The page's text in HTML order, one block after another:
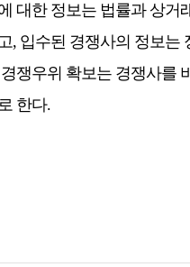
대한 정보는 법률과 상거
, 입수된 경쟁사의 정보는
쟁우위 확보는 경쟁사를
한다.